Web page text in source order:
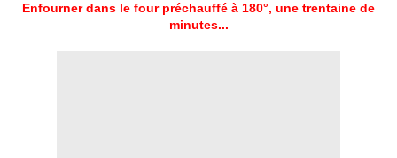
Enfourner dans le four préchauffé à 180°, une trentaine de
minutes...